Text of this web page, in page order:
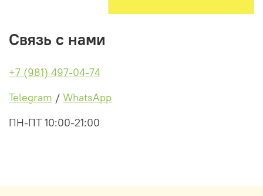
Связь с нами
+7 (981) 497-04-74
Telegram / WhatsApp
ПН-ПТ 10:00-21:00